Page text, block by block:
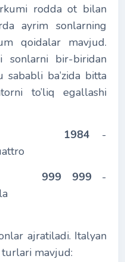
rodda ot bilan
ayrim sonlarning
qoidalar mavjud.
sonlarni bir-biridan
sababli ba’zida bitta
to’liq egallashi
1984 -
999 999-
ajratiladi. Italyan
mavjud: